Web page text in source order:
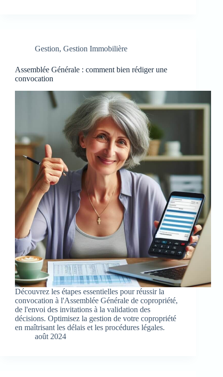
Gestion, Gestion Immobilière
Assemblée Générale : comment bien rédiger une
convocation
Découvrez les étapes essentielles pour réussir la
convocation à l'Assemblée Générale de copropriété,
de l'envoi des invitations à la validation des
décisions. Optimisez la gestion de votre copropriété
en maîtrisant les délais et les procédures légales.
août 2024